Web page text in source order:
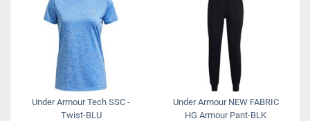
Under Armour Tech SSC -
Twist-BLU
Under Armour NEW FABRIC
HG Armour Pant-BLK